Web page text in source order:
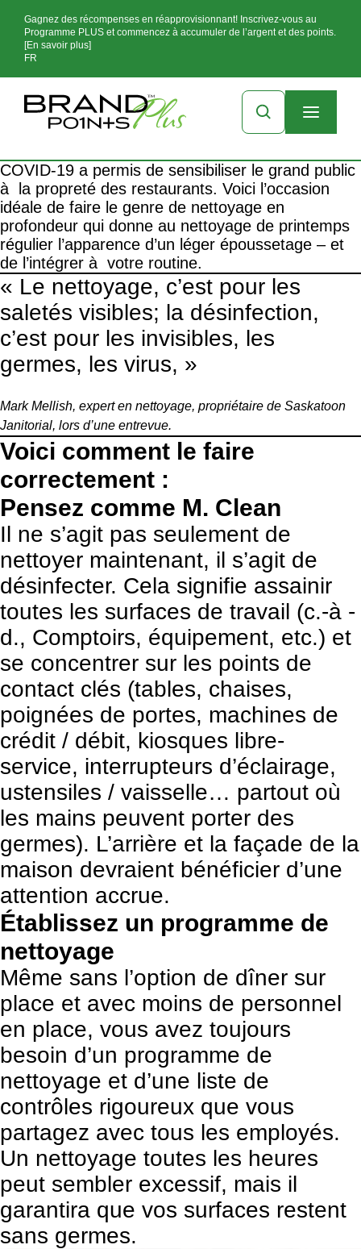
Gagnez des récompenses en réapprovisionnant! Inscrivez-vous au
Programme PLUS et commencez à accumuler de l’argent et des points.
[En savoir plus]
FR
COVID-19 a permis de sensibiliser le grand public
à la propreté des restaurants. Voici l’occasion
idéale de faire le genre de nettoyage en
profondeur qui donne au nettoyage de printemps
régulier l’apparence d’un léger époussetage – et
de l’intégrer à votre routine.
« Le nettoyage, c’est pour les
saletés visibles; la désinfection,
c’est pour les invisibles, les
germes, les virus, »
Mark Mellish, expert en nettoyage, propriétaire de Saskatoon
Janitorial, lors d’une entrevue.
Voici comment le faire
correctement :
Pensez comme M. Clean
Il ne s’agit pas seulement de
nettoyer maintenant, il s’agit de
désinfecter. Cela signifie assainir
toutes les surfaces de travail (c.-à -
d., Comptoirs, équipement, etc.) et
se concentrer sur les points de
contact clés (tables, chaises,
poignées de portes, machines de
crédit / débit, kiosques libre-
service, interrupteurs d’éclairage,
ustensiles / vaisselle… partout où
les mains peuvent porter des
germes). L’arrière et la façade de la
maison devraient bénéficier d’une
attention accrue.
Établissez un programme de
nettoyage
Même sans l’option de dîner sur
place et avec moins de personnel
en place, vous avez toujours
besoin d’un programme de
nettoyage et d’une liste de
contrôles rigoureux que vous
partagez avec tous les employés.
Un nettoyage toutes les heures
peut sembler excessif, mais il
garantira que vos surfaces restent
sans germes.